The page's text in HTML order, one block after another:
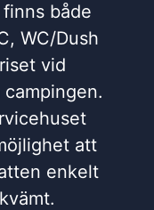
både
WC/Dush
vid
att
enkelt